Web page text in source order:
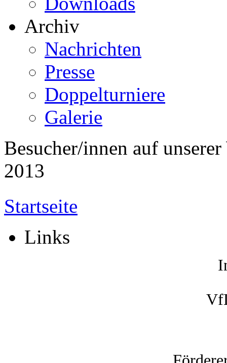
Downloads
Archiv
Nachrichten
Presse
Doppelturniere
Galerie
Besucher/innen auf
2013
Startseite